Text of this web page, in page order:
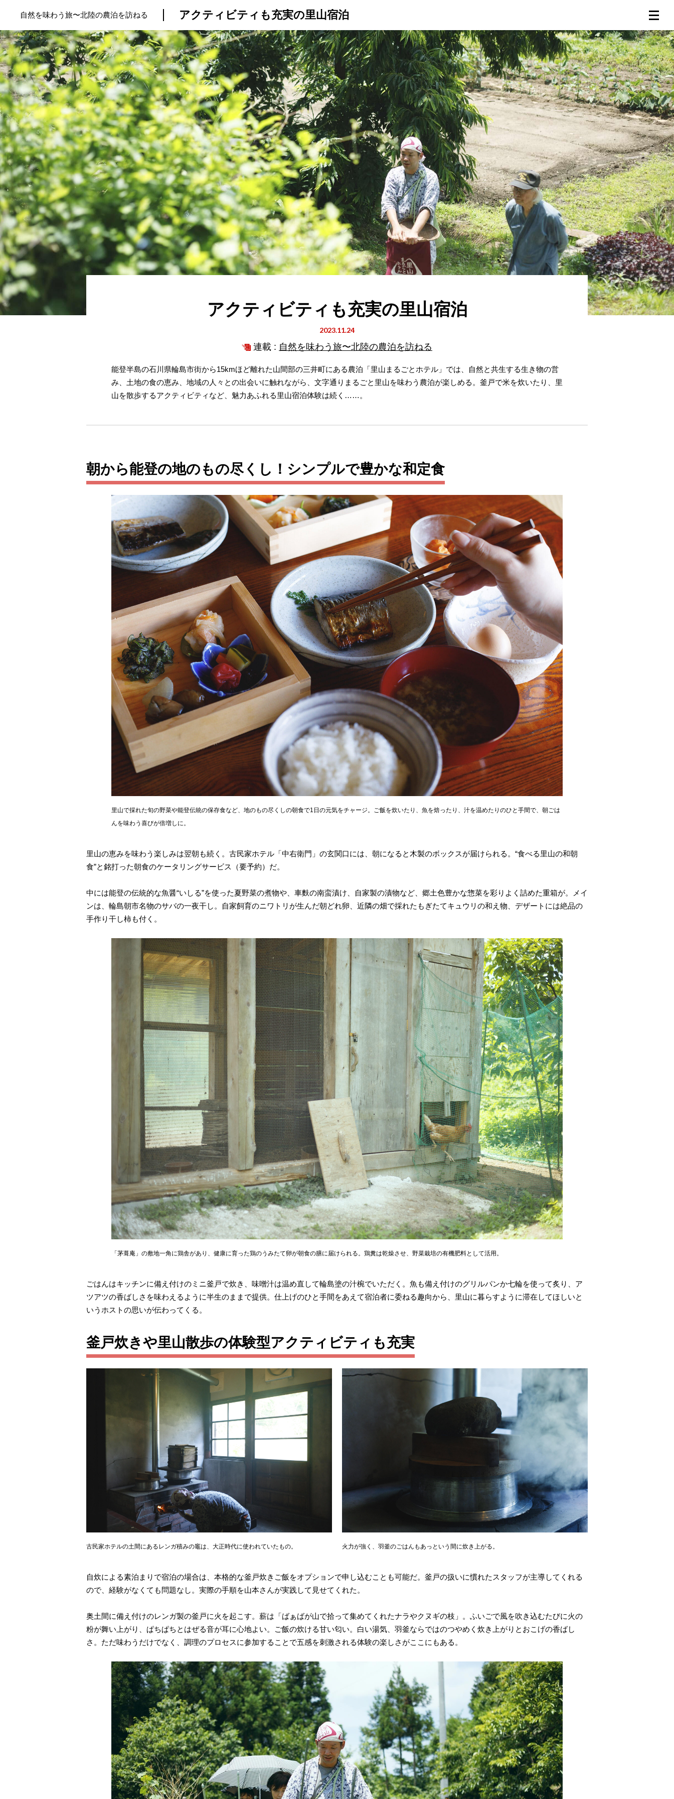
トップ プロが教えるレシピ 厳選！店探し
自然を味わう旅〜北陸の農泊を訪ねる アクティビティも充実の里山宿泊
アクティビティも充実の里山宿泊
2023.11.24
連載 : 自然を味わう旅〜北陸の農泊を訪ねる
能登半島の石川県輪島市街から15kmほど離れた山間部の三井町にある農泊「里山まるごとホテル」では、自然と共生する生き物の営
み、土地の食の恵み、地域の人々との出会いに触れながら、文字通りまるごと里山を味わう農泊が楽しめる。釜戸で米を炊いたり、里
山を散歩するアクティビティなど、魅力あふれる里山宿泊体験は続く……。
朝から能登の地のもの尽くし！シンプルで豊かな和定食
里山で採れた旬の野菜や能登伝統の保存食など、地のもの尽くしの朝食で1日の元気をチャージ。ご飯を炊いたり、魚を焙ったり、汁を温めたりのひと手間で、朝ごは
んを味わう喜びが倍増しに。
里山の恵みを味わう楽しみは翌朝も続く。古民家ホテル「中右衛門」の玄関口には、朝になると木製のボックスが届けられる。“食べる里山の和朝
食”と銘打った朝食のケータリングサービス（要予約）だ。
中には能登の伝統的な魚醤“いしる”を使った夏野菜の煮物や、車麩の南蛮漬け、自家製の漬物など、郷土色豊かな惣菜を彩りよく詰めた重箱が。メイ
ンは、輪島朝市名物のサバの一夜干し。自家飼育のニワトリが生んだ朝どれ卵、近隣の畑で採れたもぎたてキュウリの和え物、デザートには絶品の
手作り干し柿も付く。
「茅葺庵」の敷地一角に鶏舎があり、健康に育った鶏のうみたて卵が朝食の膳に届けられる。鶏糞は乾燥させ、野菜栽培の有機肥料として活用。
ごはんはキッチンに備え付けのミニ釜戸で炊き、味噌汁は温め直して輪島塗の汁椀でいただく。魚も備え付けのグリルパンか七輪を使って炙り、ア
ツアツの香ばしさを味わえるように半生のままで提供。仕上げのひと手間をあえて宿泊者に委ねる趣向から、里山に暮らすように滞在してほしいと
いうホストの思いが伝わってくる。
釜戸炊きや里山散歩の体験型アクティビティも充実
古民家ホテルの土間にあるレンガ積みの竈は、大正時代に使われていたもの。 火力が強く、羽釜のごはんもあっという間に炊き上がる。
自炊による素泊まりで宿泊の場合は、本格的な釜戸炊きご飯をオプションで申し込むことも可能だ。釜戸の扱いに慣れたスタッフが主導してくれる
ので、経験がなくても問題なし。実際の手順を山本さんが実践して見せてくれた。
奥土間に備え付けのレンガ製の釜戸に火を起こす。薪は「ばぁばが山で拾って集めてくれたナラやクヌギの枝」。ふいごで風を吹き込むたびに火の
粉が舞い上がり、ぱちぱちとはぜる音が耳に心地よい。ご飯の炊ける甘い匂い。白い湯気、羽釜ならではのつやめく炊き上がりとおこげの香ばし
さ。ただ味わうだけでなく、調理のプロセスに参加することで五感を刺激される体験の楽しさがここにもある。